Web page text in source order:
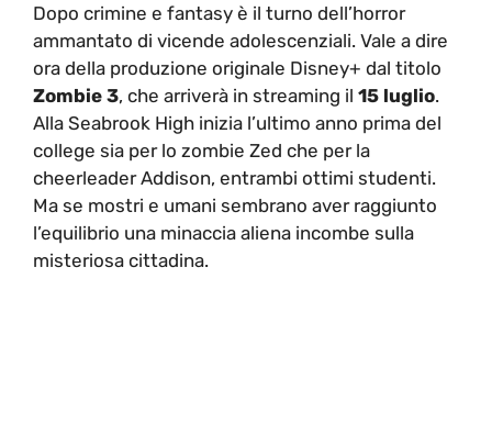
Dopo crimine e fantasy è il turno dell’horror
ammantato di vicende adolescenziali. Vale a dire
ora della produzione originale Disney+ dal titolo
Zombie 3, che arriverà in streaming il 15 luglio.
Alla Seabrook High inizia l’ultimo anno prima del
college sia per lo zombie Zed che per la
cheerleader Addison, entrambi ottimi studenti.
Ma se mostri e umani sembrano aver raggiunto
l’equilibrio una minaccia aliena incombe sulla
misteriosa cittadina.